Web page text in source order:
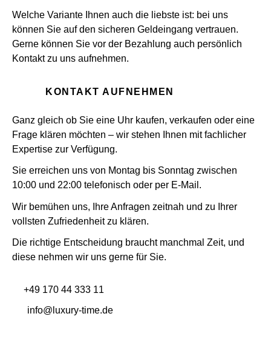
Welche Variante Ihnen auch die liebste ist: bei uns
können Sie auf den sicheren Geldeingang vertrauen.
Gerne können Sie vor der Bezahlung auch persönlich
Kontakt zu uns aufnehmen.
KONTAKT AUFNEHMEN
Ganz gleich ob Sie eine Uhr kaufen, verkaufen oder eine
Frage klären möchten – wir stehen Ihnen mit fachlicher
Expertise zur Verfügung.
Sie erreichen uns von Montag bis Sonntag zwischen
10:00 und 22:00 telefonisch oder per E-Mail.
Wir bemühen uns, Ihre Anfragen zeitnah und zu Ihrer
vollsten Zufriedenheit zu klären.
Die richtige Entscheidung braucht manchmal Zeit, und
diese nehmen wir uns gerne für Sie.
+49 170 44 333 11
info@luxury-time.de